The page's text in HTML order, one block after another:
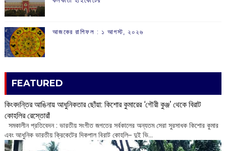
আজকের রাশিফল :‌ ‌‌১ আগস্ট, ২০২৬
FEATURED
কিংবদন্তির আঙিনায় আধুনিকতার ছোঁয়া: কিশোর কুমারের ‘গৌরী কুঞ্জ’ থেকে বিরাট
কোহলির রেস্তোরাঁ
‌ সমকালীন প্রতিবেদন : ভারতীয় সংগীত জগতের সর্বকালের অন্যতম সেরা সুরসাধক কিশোর কুমার
এবং আধুনিক ভারতীয় ক্রিকেটের দিকপাল বিরাট কোহলি– ‌দুই ভি...